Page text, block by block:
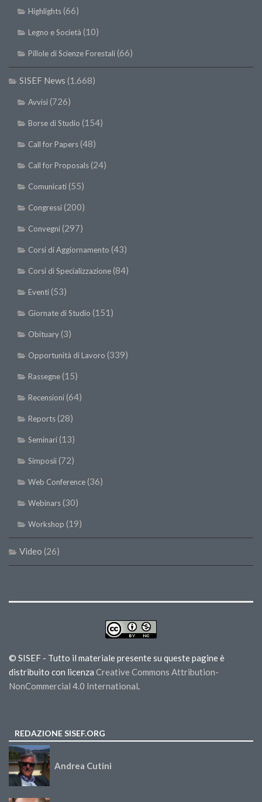
Highlights(66)
Legno e Società (10)
Pillole di Scienze Forestali(66)
SISEF News (1.668)
Avvisi(726)
Borse di Studio (154)
Call for Papers(48)
Call for Proposals(24)
Comunicati(55)
Congressi(200)
Convegni(297)
Corsi di Aggiornamento (43)
Corsi di Specializzazione(84)
Eventi(53)
Giornate di Studio (151)
Obituary(3)
Opportunità di Lavoro (339)
Rassegne(15)
Recensioni(64)
Reports(28)
Seminari(13)
Simposii(72)
Web Conference(36)
Webinars(30)
Workshop (19)
Video (26)
© SISEF - Tutto il materiale presente su queste pagine è
distribuito con licenza Creative Commons Attribution-
NonCommercial 4.0 International
REDAZIONE SISEF.ORG
Andrea Cutini